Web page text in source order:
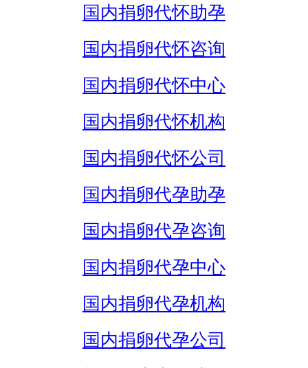
国内捐卵代怀助孕
国内捐卵代怀咨询
国内捐卵代怀中心
国内捐卵代怀机构
国内捐卵代怀公司
国内捐卵代孕助孕
国内捐卵代孕咨询
国内捐卵代孕中心
国内捐卵代孕机构
国内捐卵代孕公司